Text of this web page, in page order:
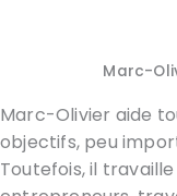
Marc-
Marc-Olivier aide
objectifs, peu
Toutefois, il